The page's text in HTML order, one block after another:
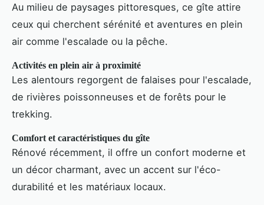
Au milieu de paysages pittoresques, ce gîte attire
ceux qui cherchent sérénité et aventures en plein
air comme l'escalade ou la pêche.
Activités en plein air à proximité
Les alentours regorgent de falaises pour l'escalade,
de rivières poissonneuses et de forêts pour le
trekking.
Comfort et caractéristiques du gîte
Rénové récemment, il offre un confort moderne et
un décor charmant, avec un accent sur l'éco-
durabilité et les matériaux locaux.